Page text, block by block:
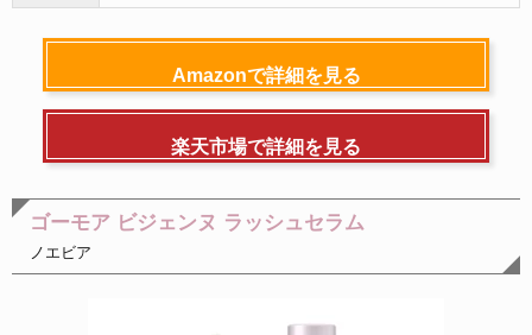
Amazonで詳細を見る
楽天市場で詳細を見る
ゴーモア ビジェンヌ ラッシュセラム
ノエビア